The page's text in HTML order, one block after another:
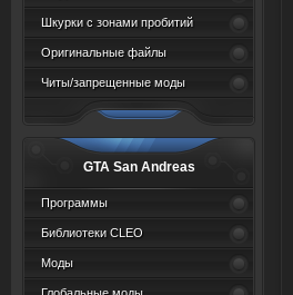
Шкурки с зонами пробитий
Оригинальные файлы
Читы/запрещенные моды
GTA San Andreas
Программы
Библиотеки CLEO
Моды